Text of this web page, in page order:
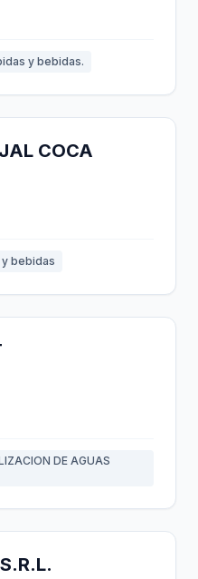
y bebidas.
COCA
bebidas
DE AGUAS